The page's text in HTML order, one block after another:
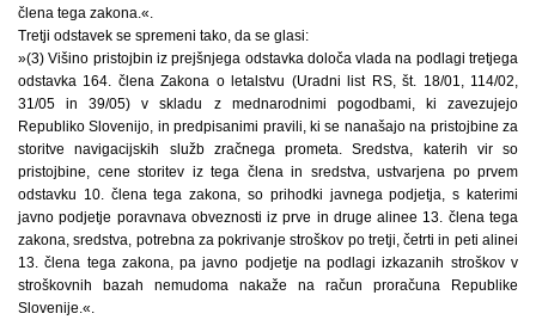
člena tega zakona.«.
Tretji odstavek se spremeni tako, da se glasi:
»(3) Višino pristojbin iz prejšnjega odstavka določa vlada na podlagi tretjega
odstavka 164. člena Zakona o letalstvu (Uradni list RS, št. 18/01, 114/02,
31/05 in 39/05) v skladu z mednarodnimi pogodbami, ki zavezujejo
Republiko Slovenijo, in predpisanimi pravili, ki se nanašajo na pristojbine za
storitve navigacijskih služb zračnega prometa. Sredstva, katerih vir so
pristojbine, cene storitev iz tega člena in sredstva, ustvarjena po prvem
odstavku 10. člena tega zakona, so prihodki javnega podjetja, s katerimi
javno podjetje poravnava obveznosti iz prve in druge alinee 13. člena tega
zakona, sredstva, potrebna za pokrivanje stroškov po tretji, četrti in peti alinei
13. člena tega zakona, pa javno podjetje na podlagi izkazanih stroškov v
stroškovnih bazah nemudoma nakaže na račun proračuna Republike
Slovenije.«.